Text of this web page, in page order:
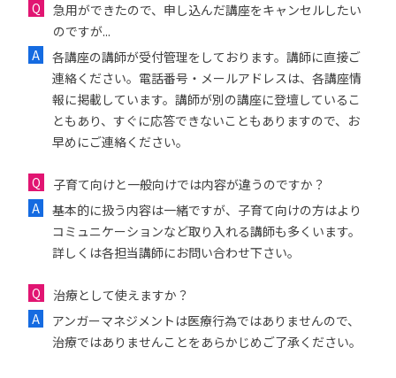
急用ができたので、申し込んだ講座をキャンセルしたい
のですが...
各講座の講師が受付管理をしております。講師に直接ご
連絡ください。電話番号・メールアドレスは、各講座情
報に掲載しています。講師が別の講座に登壇しているこ
ともあり、すぐに応答できないこともありますので、お
早めにご連絡ください。
子育て向けと一般向けでは内容が違うのですか？
基本的に扱う内容は一緒ですが、子育て向けの方はより
コミュニケーションなど取り入れる講師も多くいます。
詳しくは各担当講師にお問い合わせ下さい。
治療として使えますか？
アンガーマネジメントは医療行為ではありませんので、
治療ではありませんことをあらかじめご了承ください。